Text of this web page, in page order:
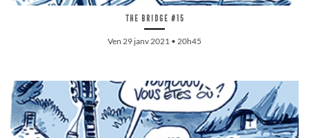
The Bridge #15
Ven 29 janv 2021 • 20h45